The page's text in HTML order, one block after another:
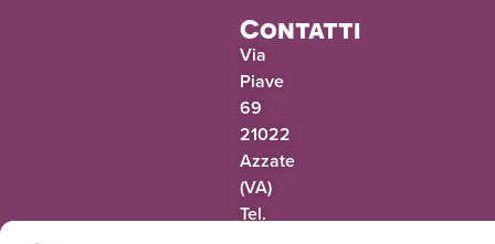
Contatti
Via
Piave
69
21022
Azzate
(VA)
Tel.